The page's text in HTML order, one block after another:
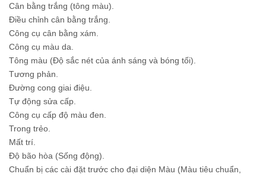
Cân bằng trắng (tông màu).
Điều chỉnh cân bằng trắng.
Công cụ cân bằng xám.
Công cụ màu da.
Tông màu (Độ sắc nét của ánh sáng và bóng tối).
Tương phản.
Đường cong giai điệu.
Tự động sửa cấp.
Công cụ cấp độ màu đen.
Trong trẻo.
Mất trí.
Độ bão hòa (Sống động).
Chuẩn bị các cài đặt trước cho đại diện Màu (Màu tiêu chuẩn,